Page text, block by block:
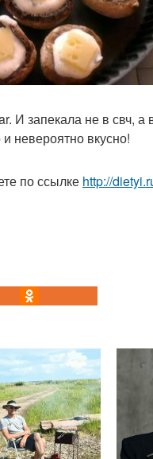
запекала не в свч, а
невероятно вкусно!
по ссылке http://